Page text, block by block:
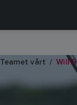
Teamet vårt Will